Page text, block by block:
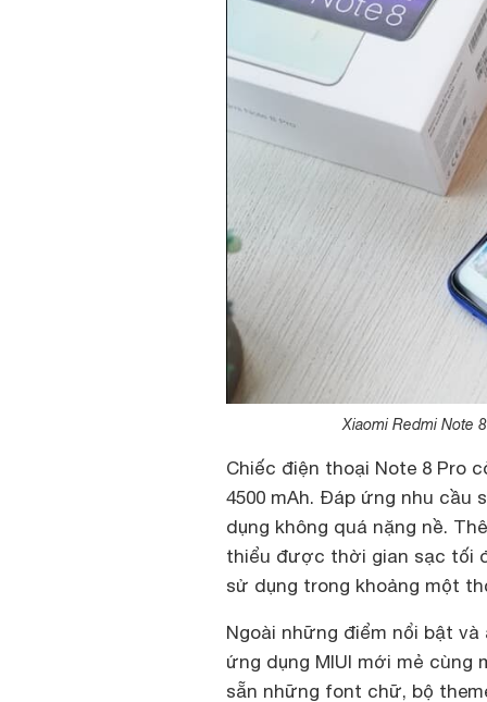
Xiaomi Redmi Note
Chiếc điện thoại Note 8 Pro
4500 mAh. Đáp ứng nhu cầu
dụng không quá nặng nề.
thiểu được thời gian sạc tối
sử dụng trong khoảng một
Ngoài những điểm nổi bật
ứng dụng MIUI mới mẻ cùng
sẵn những font chữ, bộ